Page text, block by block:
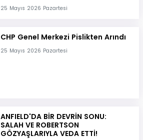
25 Mayıs 2026 Pazartesi
CHP Genel Merkezi Pislikten Arındı
25 Mayıs 2026 Pazartesi
ANFIELD'DA BİR DEVRİN SONU:
SALAH VE ROBERTSON
GÖZYAŞLARIYLA VEDA ETTİ!